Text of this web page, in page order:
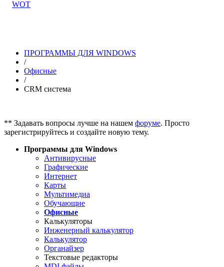
ПРОГРАММЫ ДЛЯ WINDOWS
/
Офисные
/
CRM система
** Задавать вопросы лучше на нашем форуме. Просто
зарегистрируйтесь и создайте новую тему.
Программы для Windows
Антивирусные
Графические
Интернет
Карты
Мультимедиа
Обучающие
Офисные
Калькуляторы
Инженерный калькулятор
Калькулятор
Органайзер
Текстовые редакторы